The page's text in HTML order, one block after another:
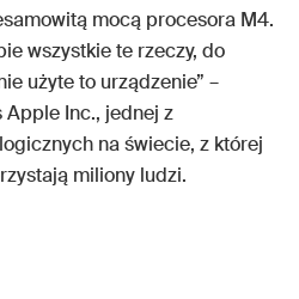
mocą procesora M4.
wszystkie te rzeczy, do
użyte to urządzenie” –
Apple Inc., jednej z
na świecie, z której
miliony ludzi.